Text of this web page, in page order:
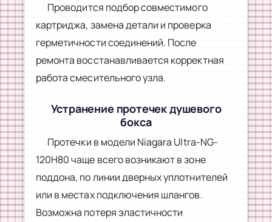
Проводится подбор совместимого
картриджа, замена детали и проверка
герметичности соединений. После
ремонта восстанавливается корректная
работа смесительного узла.
Устранение протечек душевого
бокса
Протечки в модели Niagara Ultra-NG-
120H80 чаще всего возникают в зоне
поддона, по линии дверных уплотнителей
или в местах подключения шлангов.
Возможна потеря эластичности